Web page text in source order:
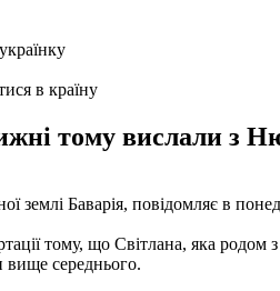
в країну
тому вислали з
землі Баварія, повідомляє в
тому, що Світлана, яка
вище середнього.